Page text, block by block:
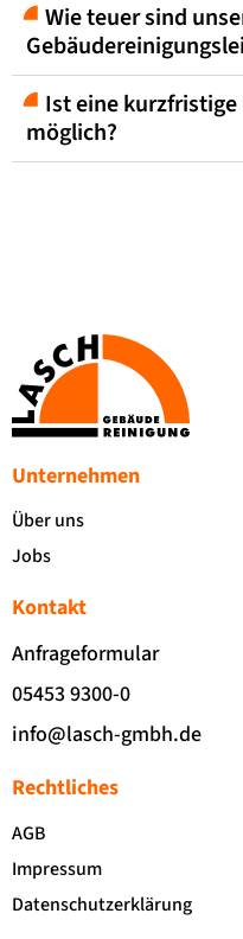
Wie teuer sind
Ist eine
möglich?
Unternehmen
Über uns
Jobs
Kontakt
Anfrageformular
05453 9300-0
info@lasch-gmbh.de
Rechtliches
AGB
Impressum
Datenschutzerklärung